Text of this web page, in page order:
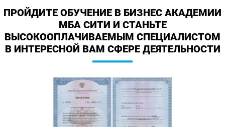
ПРОЙДИТЕ ОБУЧЕНИЕ В БИЗНЕС АКАДЕМИИ
МБА СИТИ И СТАНЬТЕ
ВЫСОКООПЛАЧИВАЕМЫМ СПЕЦИАЛИСТОМ
В ИНТЕРЕСНОЙ ВАМ СФЕРЕ ДЕЯТЕЛЬНОСТИ